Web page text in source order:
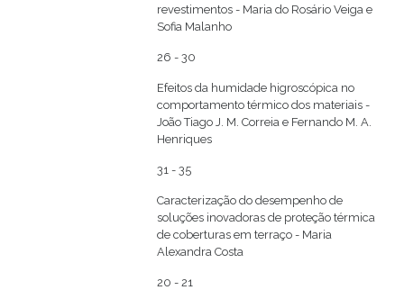
revestimentos - Maria do Rosário Veiga e
Sofia Malanho
26 - 30
Efeitos da humidade higroscópica no
comportamento térmico dos materiais -
João Tiago J. M. Correia e Fernando M. A.
Henriques
31 - 35
Caracterização do desempenho de
soluções inovadoras de proteção térmica
de coberturas em terraço - Maria
Alexandra Costa
20 - 21